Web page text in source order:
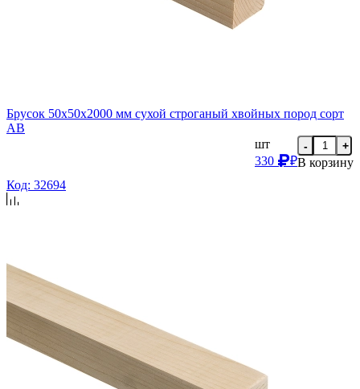
Брусок 50х50х2000 мм сухой строганый хвойных пород сорт
AB
шт
330
₽
- +
В корзину
Код: 32694